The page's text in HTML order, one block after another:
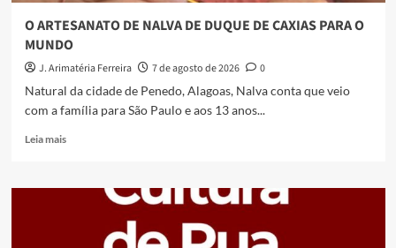
evento uma boa uma opinião
UERJ recebe aula inaugural do curso Cultura de
Rua: Rimas, Territórios e Cidadania
Longa-metragem Amuleto tem sua primeira
exibição em São Paulo
O ARTESANATO DE NALVA DE DUQUE DE CAXIAS PARA O
MUNDO
J. Arimatéria Ferreira 7 de agosto de 2026
0
Natural da cidade de Penedo, Alagoas, Nalva conta que veio
com a família para São Paulo e aos 13 anos...
Leia maisRead
O
ARTESANATO